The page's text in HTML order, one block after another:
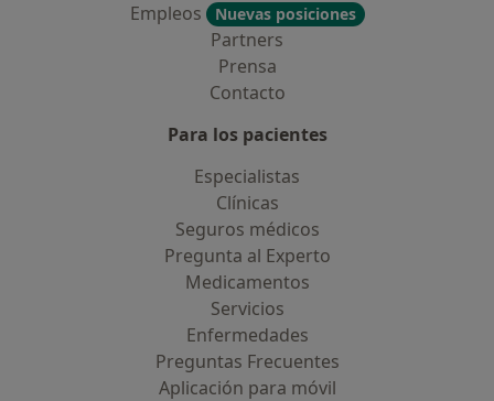
Empleos
Nuevas posiciones
Partners
Prensa
Contacto
Para los pacientes
Especialistas
Clínicas
Seguros médicos
Pregunta al Experto
Medicamentos
Servicios
Enfermedades
Preguntas Frecuentes
Aplicación para móvil